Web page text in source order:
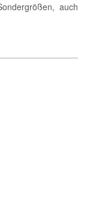
auch